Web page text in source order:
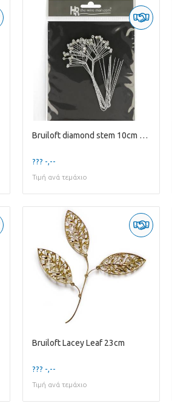
Bruiloft diamond stem 10cm x12
??? -,--
Τιμή ανά τεμάχιο
Bruiloft Lacey Leaf 23cm
??? -,--
Τιμή ανά τεμάχιο